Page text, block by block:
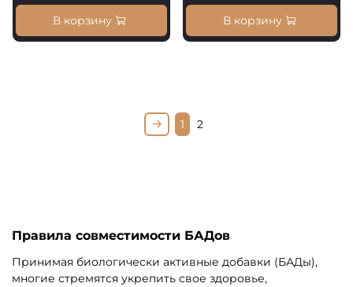
В корзину В корзину
1 2
Правила совместимости БАДов
Принимая биологически активные добавки (БАДы),
многие стремятся укрепить свое здоровье,